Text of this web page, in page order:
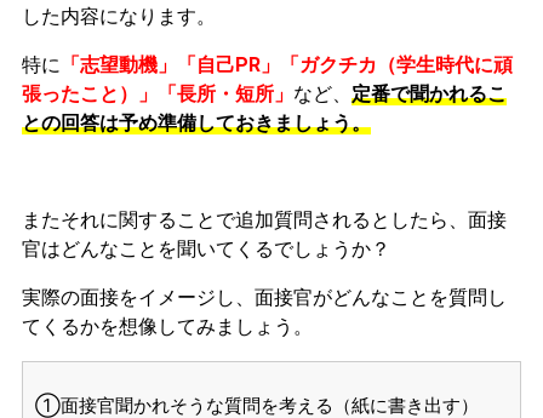
した内容になります。
特に 「志望動機」「自己PR」「ガクチカ（学生時代に頑
張ったこと）」「長所・短所」 など、 定番で聞かれるこ
との回答は予め準備しておきましょう。
またそれに関することで追加質問されるとしたら、面接
官はどんなことを聞いてくるでしょうか？
実際の面接をイメージし、面接官がどんなことを質問し
てくるかを想像してみましょう。
①面接官聞かれそうな質問を考える（紙に書き出す）